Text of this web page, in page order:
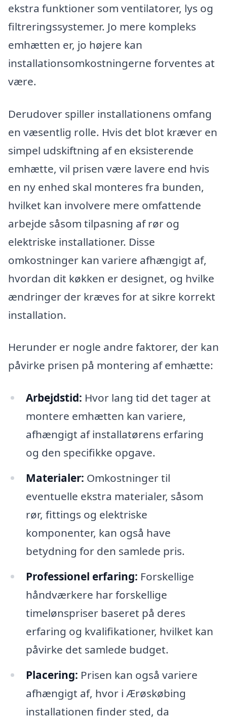
ekstra funktioner som ventilatorer, lys og
filtreringssystemer. Jo mere kompleks
emhætten er, jo højere kan
installationsomkostningerne forventes at
være.
Derudover spiller installationens omfang
en væsentlig rolle. Hvis det blot kræver en
simpel udskiftning af en eksisterende
emhætte, vil prisen være lavere end hvis
en ny enhed skal monteres fra bunden,
hvilket kan involvere mere omfattende
arbejde såsom tilpasning af rør og
elektriske installationer. Disse
omkostninger kan variere afhængigt af,
hvordan dit køkken er designet, og hvilke
ændringer der kræves for at sikre korrekt
installation.
Herunder er nogle andre faktorer, der kan
påvirke prisen på montering af emhætte:
Arbejdstid: Hvor lang tid det tager at
montere emhætten kan variere,
afhængigt af installatørens erfaring
og den specifikke opgave.
Materialer: Omkostninger til
eventuelle ekstra materialer, såsom
rør, fittings og elektriske
komponenter, kan også have
betydning for den samlede pris.
Professionel erfaring: Forskellige
håndværkere har forskellige
timelønspriser baseret på deres
erfaring og kvalifikationer, hvilket kan
påvirke det samlede budget.
Placering: Prisen kan også variere
afhængigt af, hvor i Ærøskøbing
installationen finder sted, da